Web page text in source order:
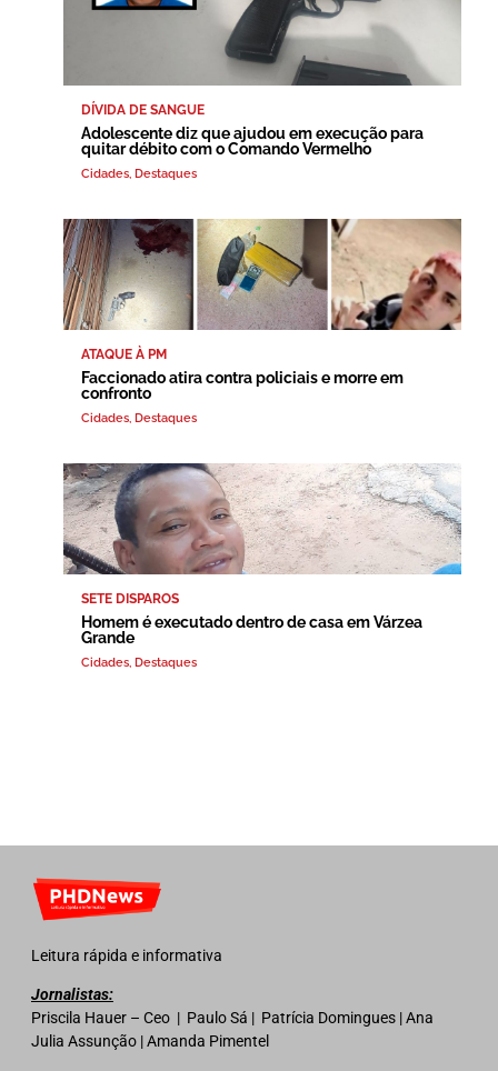
DÍVIDA DE SANGUE
Adolescente diz que ajudou em execução para
quitar débito com o Comando Vermelho
Cidades Destaques
ATAQUE À PM
Faccionado atira contra policiais e morre em
confronto
Cidades Destaques
SETE DISPAROS
Homem é executado dentro de casa em Várzea
Grande
Cidades Destaques
Leitura rápida e informativa
Jornalistas:
Priscila Hauer – Ceo | Paulo Sá | Patrícia Domingues | Ana
Julia Assunção | Amanda Pimentel